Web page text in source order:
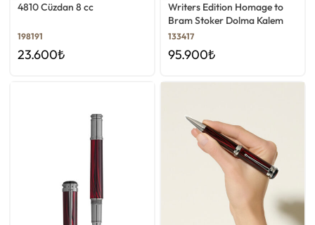
4810 Cüzdan 8 cc
198191
23.600₺
Writers Edition Homage to
Bram Stoker Dolma Kalem
133417
95.900₺